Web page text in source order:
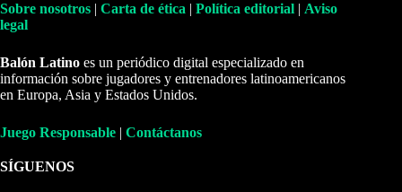
Sobre nosotros | Carta de ética | Política editorial | Aviso
legal
Balón Latino es un periódico digital especializado en
información sobre jugadores y entrenadores latinoamericanos
en Europa, Asia y Estados Unidos.
Juego Responsable | Contáctanos
SÍGUENOS